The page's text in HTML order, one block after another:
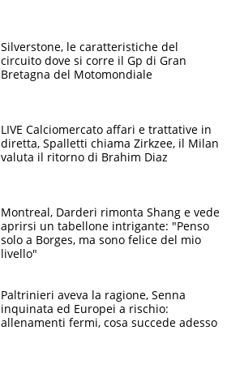
Silverstone, le caratteristiche del
circuito dove si corre il Gp di Gran
Bretagna del Motomondiale
LIVE Calciomercato affari e trattative in
diretta, Spalletti chiama Zirkzee, il Milan
valuta il ritorno di Brahim Diaz
Montreal, Darderi rimonta Shang e vede
aprirsi un tabellone intrigante: "Penso
solo a Borges, ma sono felice del mio
livello"
Paltrinieri aveva la ragione, Senna
inquinata ed Europei a rischio:
allenamenti fermi, cosa succede adesso